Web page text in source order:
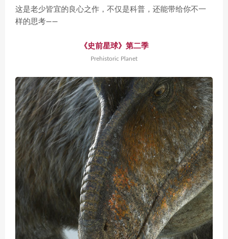
这是老少皆宜的良心之作，不仅是科普，还能带给你不一
样的思考——
《史前星球》第二季
Prehistoric Planet